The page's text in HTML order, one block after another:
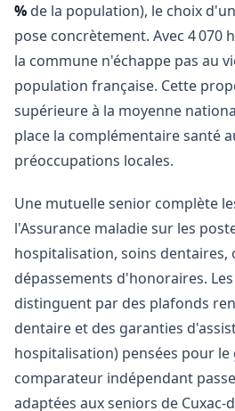
% de la population), le choix
pose concrètement. Avec 4 070
la commune n'échappe pas au
population française. Cette
supérieure à la moyenne
place la complémentaire santé
préoccupations locales.
Une mutuelle senior complète
l'Assurance maladie sur les
hospitalisation, soins dentaires,
dépassements d'honoraires.
distinguent par des plafonds
dentaire et des garanties
hospitalisation) pensées pour
comparateur indépendant
adaptées aux seniors de Cuxac-